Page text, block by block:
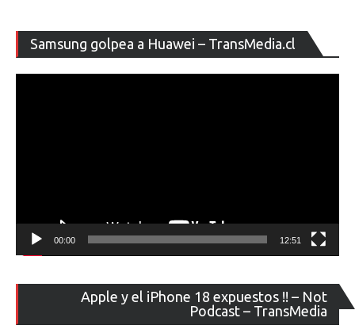
Samsung golpea a Huawei – TransMedia.cl
de
00:00 12:51
Apple y el iPhone 18 expuestos !! – Not
Podcast – TransMedia
de